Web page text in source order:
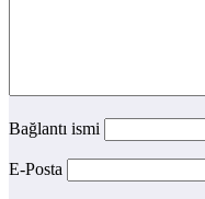
Bağlantı ismi
E-Posta